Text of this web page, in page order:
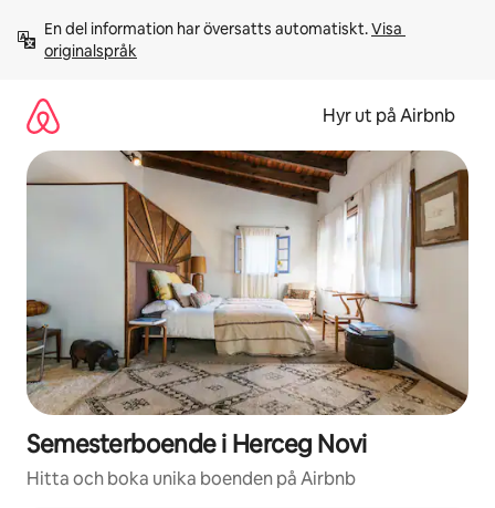
innehåll
En del information har översatts automatiskt. Visa
originalspråk
Hyr ut på Airbnb
Semesterboende i Herceg Novi
Hitta och boka unika boenden på Airbnb